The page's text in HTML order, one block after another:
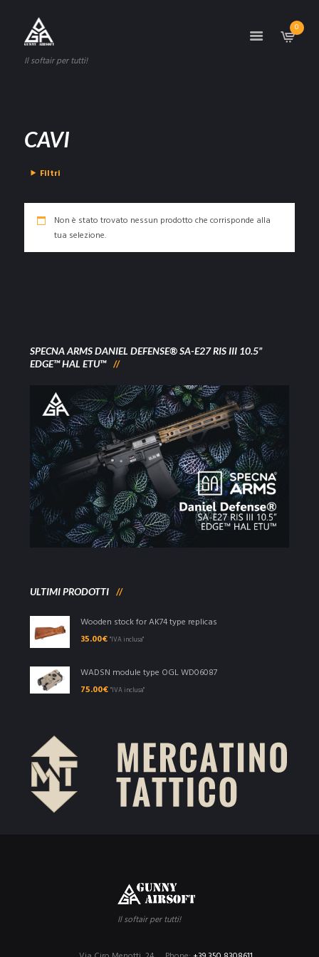
Il softair per tutti!
0
CAVI
Filtri
Non è stato trovato nessun prodotto che corrisponde alla
tua selezione.
SPECNA ARMS DANIEL DEFENSE® SA-E27 RIS III 10.5”
EDGE™ HAL ETU™
ULTIMI PRODOTTI
Wooden stock for AK74 type replicas
35.00€ "IVA inclusa"
WADSN module type OGL WD06087
75.00€ "IVA inclusa"
Il softair per tutti!